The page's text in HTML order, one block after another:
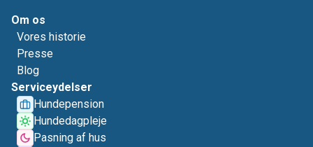
Om os
Vores historie
Presse
Blog
Serviceydelser
Hundepension
Hundedagpleje
Pasning af hus